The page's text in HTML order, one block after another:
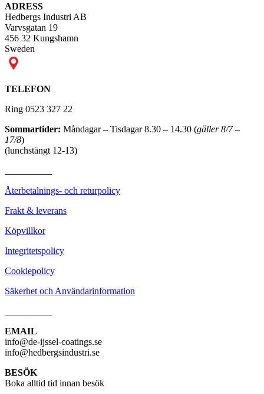
ADRESS
Hedbergs Industri AB
Varvsgatan 19
456 32 Kungshamn
Sweden
TELEFON
Ring 0523 327 22
Sommartider: Måndagar – Tisdagar 8.30 – 14.30 (gäller 8/7 –
17/8)
(lunchstängt 12-13)
Återbetalnings- och returpolicy
Frakt & leverans
Köpvillkor
Integritetspolicy
Cookiepolicy
Säkerhet och Användarinformation
EMAIL
info@de-ijssel-coatings.se
info@hedbergsindustri.se
BESÖK
Boka alltid tid innan besök